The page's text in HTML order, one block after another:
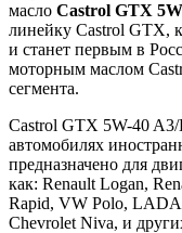
масло Castrol GTX
линейку Castrol GTX,
и станет первым в
моторным маслом
сегмента.
Castrol GTX 5W-40 A3/
автомобилях
предназначено для
как: Renault Logan,
Rapid, VW Polo, LADA
Chevrolet Niva, и